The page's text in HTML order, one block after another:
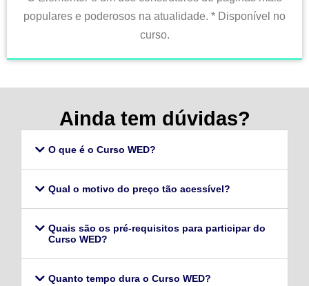
populares e poderosos na atualidade. * Disponível no
curso.
Ainda tem dúvidas?
O que é o Curso WED?
Qual o motivo do preço tão acessível?
Quais são os pré-requisitos para participar do
Curso WED?
Quanto tempo dura o Curso WED?